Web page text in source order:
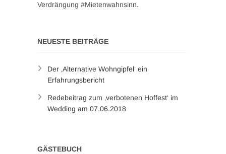
Verdrängung #Mietenwahnsinn.
NEUESTE BEITRÄGE
Der ‚Alternative Wohngipfel‘ ein
Erfahrungsbericht
Redebeitrag zum ‚verbotenen Hoffest‘ im
Wedding am 07.06.2018
GÄSTEBUCH